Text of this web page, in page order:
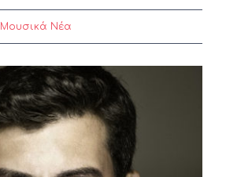
Μουσικά Νέα